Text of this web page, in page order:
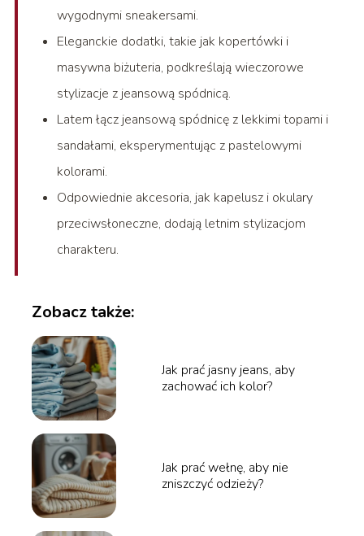
wygodnymi sneakersami.
Eleganckie dodatki, takie jak kopertówki i
masywna biżuteria, podkreślają wieczorowe
stylizacje z jeansową spódnicą.
Latem łącz jeansową spódnicę z lekkimi topami i
sandałami, eksperymentując z pastelowymi
kolorami.
Odpowiednie akcesoria, jak kapelusz i okulary
przeciwsłoneczne, dodają letnim stylizacjom
charakteru.
Zobacz także:
Jak prać jasny jeans, aby
zachować ich kolor?
Jak prać wełnę, aby nie
zniszczyć odzieży?